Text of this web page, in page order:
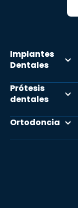
Implantes
Dentales
Prótesis
dentales
Ortodoncia